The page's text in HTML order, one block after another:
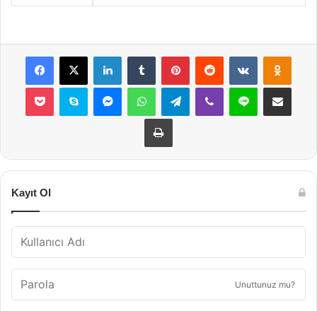
Facebook
X LinkedInTumblr PinterestReddit VKontakte
Pocket Skype MessengerWhatsAppTelegramViber Line E-Posta ile
Yazdır
Kayıt Ol
Unuttunuz mu?